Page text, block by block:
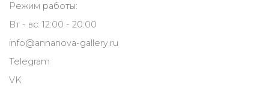
Режим работы:
Вт - вс: 12:00 - 20:00
info@annanova-gallery.ru
Telegram
VK